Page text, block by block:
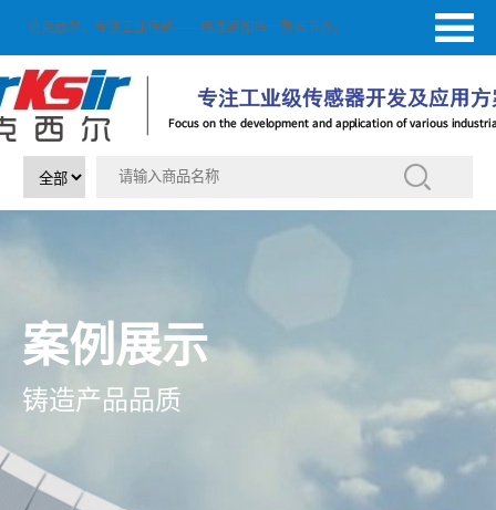
德克西尔，专注工业传感——精准感知每一数据节点。
案例展示
铸造产品品质